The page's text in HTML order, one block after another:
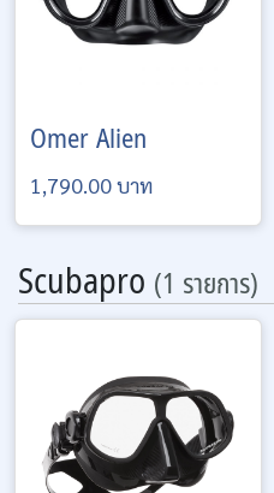
OmerAlien
1,790.00 บาท
Scubapro (1 รายการ)